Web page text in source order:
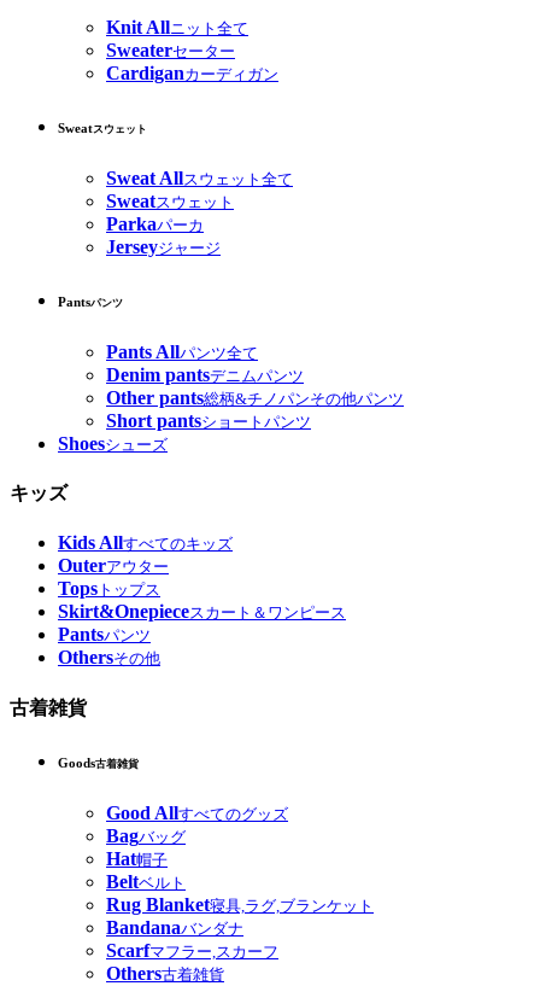
Knit Allニット全て
Sweaterセーター
Cardiganカーディガン
Sweatスウェット
Sweat Allスウェット全て
Sweatスウェット
Parkaパーカ
Jerseyジャージ
Pantsパンツ
Pants Allパンツ全て
Denim pantsデニムパンツ
Other pants総柄&チノパンその他パンツ
Short pantsショートパンツ
Shoesシューズ
キッズ
Kids Allすべてのキッズ
Outerアウター
Tops トップス
Skirt&Onepieceスカート＆ワンピース
Pantsパンツ
Othersその他
古着雑貨
Goods古着雑貨
Good Allすべてのグッズ
Bagバッグ
Hat帽子
Beltベルト
Rug Blanket寝具,ラグ,ブランケット
Bandanaバンダナ
Scarfマフラー,スカーフ
Others古着雑貨